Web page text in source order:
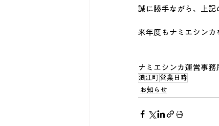
誠に勝手ながら、上
来年度もナミエシン
ナミエシンカ運営事務
浪江町 営業日時
お知らせ